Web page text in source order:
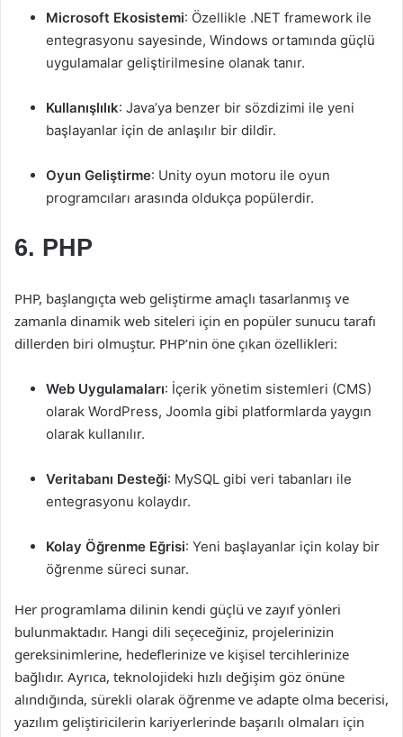
Microsoft Ekosistemi: Özellikle .NET framework ile
entegrasyonu sayesinde, Windows ortamında güçlü
uygulamalar geliştirilmesine olanak tanır.
Kullanışlılık: Java’ya benzer bir sözdizimi ile yeni
başlayanlar için de anlaşılır bir dildir.
Oyun Geliştirme: Unity oyun motoru ile oyun
programcıları arasında oldukça popülerdir.
6. PHP
PHP, başlangıçta web geliştirme amaçlı tasarlanmış ve
zamanla dinamik web siteleri için en popüler sunucu tarafı
dillerden biri olmuştur. PHP’nin öne çıkan özellikleri:
Web Uygulamaları: İçerik yönetim sistemleri (CMS)
olarak WordPress, Joomla gibi platformlarda yaygın
olarak kullanılır.
Veritabanı Desteği: MySQL gibi veri tabanları ile
entegrasyonu kolaydır.
Kolay Öğrenme Eğrisi: Yeni başlayanlar için kolay bir
öğrenme süreci sunar.
Her programlama dilinin kendi güçlü ve zayıf yönleri
bulunmaktadır. Hangi dili seçeceğiniz, projelerinizin
gereksinimlerine, hedeflerinize ve kişisel tercihlerinize
bağlıdır. Ayrıca, teknolojideki hızlı değişim göz önüne
alındığında, sürekli olarak öğrenme ve adapte olma becerisi,
yazılım geliştiricilerin kariyerlerinde başarılı olmaları için